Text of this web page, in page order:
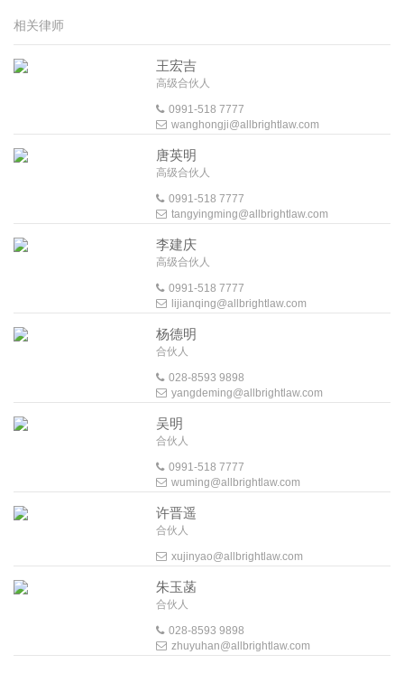
相关律师
王宏吉
高级合伙人
0991-518 7777
wanghongji@allbrightlaw.com
唐英明
高级合伙人
0991-518 7777
tangyingming@allbrightlaw.com
李建庆
高级合伙人
0991-518 7777
lijianqing@allbrightlaw.com
杨德明
合伙人
028-8593 9898
yangdeming@allbrightlaw.com
吴明
合伙人
0991-518 7777
wuming@allbrightlaw.com
许晋遥
合伙人
xujinyao@allbrightlaw.com
朱玉菡
合伙人
028-8593 9898
zhuyuhan@allbrightlaw.com